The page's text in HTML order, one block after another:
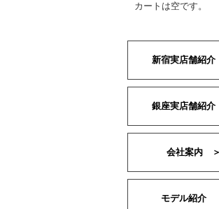
カートは空です。
新宿実店舗紹
銀座実店舗紹
会社案内 ＞
モデル紹介